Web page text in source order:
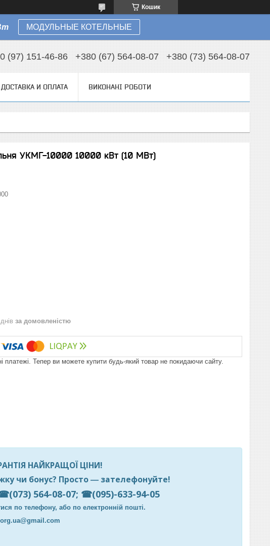
Кошик
МОДУЛЬНЫЕ КОТЕЛЬНЫЕ
(97) 151-46-86 +380 (67) 564-08-07 +380 (73) 564-08-07
ДОСТАВКА И ОПЛАТА ВИКОНАНІ РОБОТИ
УКМГ-10000 10000 кВт (10 МВт)
за домовленістю
платежі. Тепер ви можете купити будь-який товар не покидаючи сайту.
НАЙКРАЩОЇ ЦІНИ!
чи бонус? Просто ― зателефонуйте!
564-08-07; ☎(095)-633-94-05
по телефону, або по електронній пошті.